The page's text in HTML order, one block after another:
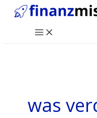
Zum
springenMain
Menu
was